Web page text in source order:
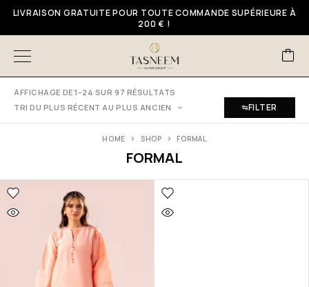
LIVRAISON GRATUITE POUR TOUTE COMMANDE SUPÉRIEURE À
200 € !
AFFICHAGE DE 1–24 SUR 97 RÉSULTATS
TRI DU PLUS RÉCENT AU PLUS ANCIEN
FILTER
FORMAL
HOME SHOP FORMAL